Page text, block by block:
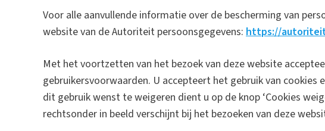
Voor alle aanvullende informatie over de bescherming van
website van de Autoriteit persoonsgegevens: https://
Met het voortzetten van het bezoek van deze website
gebruikersvoorwaarden. U accepteert het gebruik van cookies
dit gebruik wenst te weigeren dient u op de knop ‘Cookies
rechtsonder in beeld verschijnt bij het bezoeken van deze